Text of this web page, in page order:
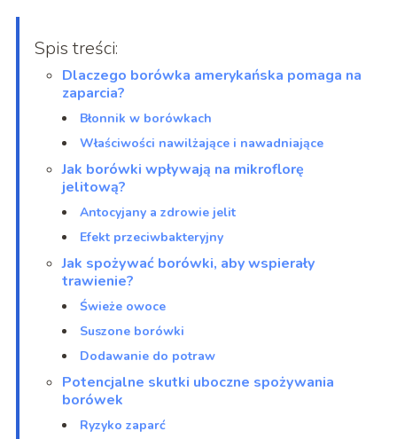
Spis treści:
Dlaczego borówka amerykańska pomaga na
zaparcia?
Błonnik w borówkach
Właściwości nawilżające i nawadniające
Jak borówki wpływają na mikroflorę
jelitową?
Antocyjany a zdrowie jelit
Efekt przeciwbakteryjny
Jak spożywać borówki, aby wspierały
trawienie?
Świeże owoce
Suszone borówki
Dodawanie do potraw
Potencjalne skutki uboczne spożywania
borówek
Ryzyko zaparć